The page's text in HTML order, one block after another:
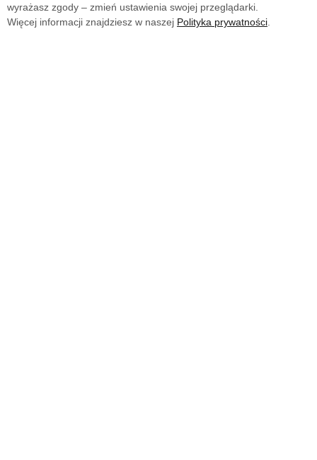
wyrażasz zgody – zmień ustawienia swojej przeglądarki.
Więcej informacji znajdziesz w naszej Polityka prywatności